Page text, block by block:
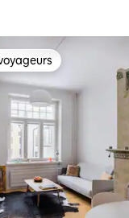
les plus